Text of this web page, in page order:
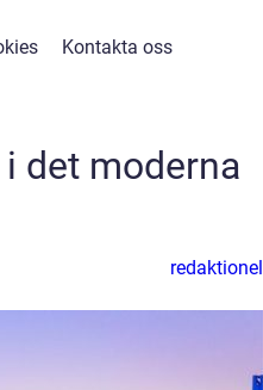
Kontakta oss
det moderna
redaktionel